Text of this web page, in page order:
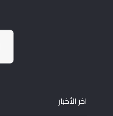
اخر الأخبار